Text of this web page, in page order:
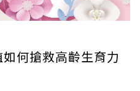
如何搶救高齡生育力